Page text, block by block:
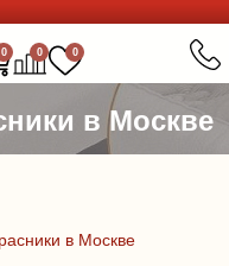
0 0 0
в Москве
в Москве